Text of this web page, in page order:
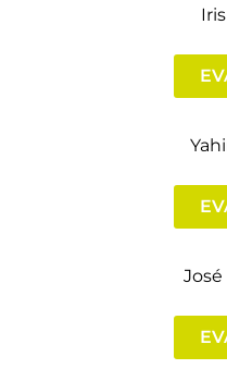
José